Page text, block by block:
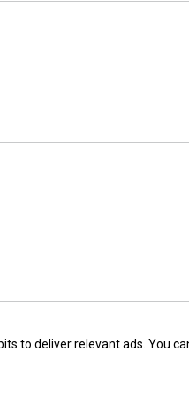
to deliver relevant ads. You